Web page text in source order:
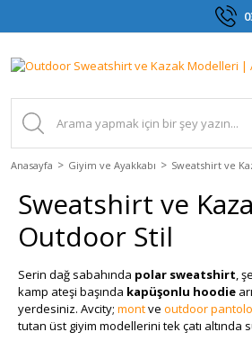
Anasayfa Giyim ve Ayakkabı Sweatshirt ve
Sweatshirt ve
Outdoor Stil
Serin dağ sabahında polar sweatshirt,
kamp ateşi başında kapüşonlu hoodie
yerdesiniz. Avcity;montveoutdoor
tutan üst giyim modellerini tek çatı altında